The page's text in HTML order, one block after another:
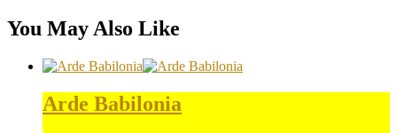
You May Also Like
Arde Babilonia